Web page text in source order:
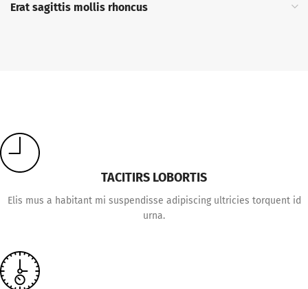
Erat sagittis mollis rhoncus
TACITIRS LOBORTIS
Elis mus a habitant mi suspendisse adipiscing ultricies torquent id
urna.